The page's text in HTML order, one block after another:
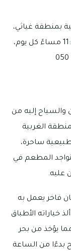
بمنطقة غياثي،
وتبدأ مواعيد عمله من الساعة 5 فجرًا إلى 11:30 مساءً كل يوم،
إليه من
الغربية
ساحرة،
المطعم في
عليه.
فاخر يعمل به
خياراته الأطباق
يؤخذ من بحر
بدءًا من الساعة